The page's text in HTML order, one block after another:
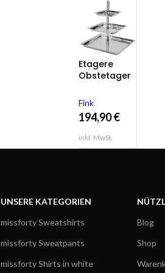
Etagere
Obstetager
Servierplatte
Dekoration
NAGANO
Fink
194,90€
inkl. MwSt.
UNSERE KATEGORIEN
missforty Sweatshirts
missforty Sweatpants
missforty Shirts in white
Blog
Shop